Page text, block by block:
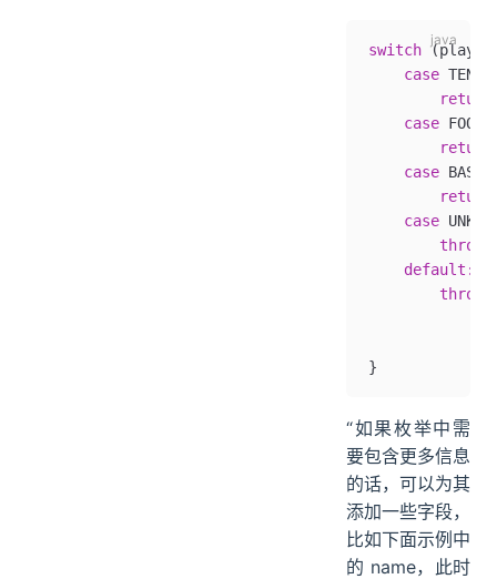
switch
    case
        return
    case
        return
    case
        return
    case
        throw
    default:
        throw
}
“如果枚举中需
要包含更多信息
的话，可以为其
添加一些字段，
比如下面示例中
的 name，此时